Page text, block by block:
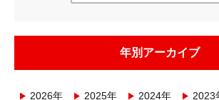
年別アーカイブ
2026年 2025年 2024年 2023